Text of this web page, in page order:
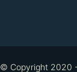
© Copyright 2020